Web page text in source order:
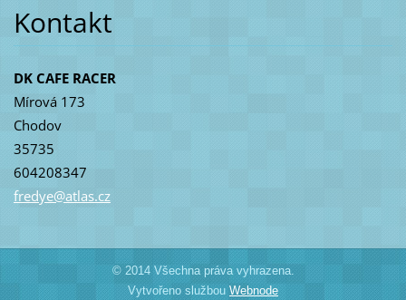
Kontakt
DK CAFE RACER
Mírová 173
Chodov
35735
604208347
fredye@atlas.cz
© 2014 Všechna práva vyhrazena.
Vytvořeno službou Webnode